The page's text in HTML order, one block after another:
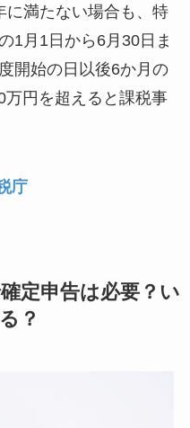
に満たない場合も、特
1月1日から6月30日ま
開始の日以後6か月の
円を超えると課税事
庁
定申告は必要？い
？